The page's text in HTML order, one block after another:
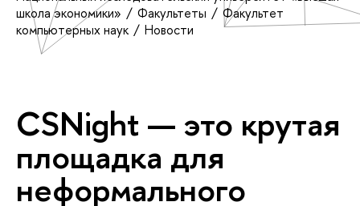
школа экономики»
Факультеты
Факультет
компьютерных наук
Новости
CSNight — это крутая
площадка для
неформального